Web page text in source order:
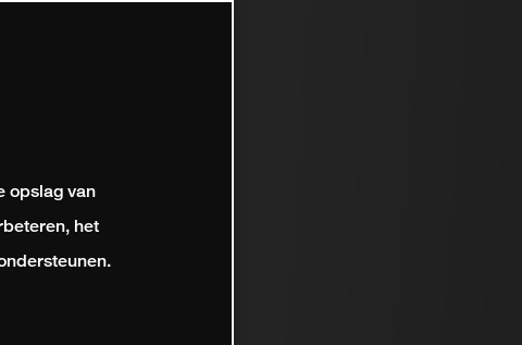
opslag van
het